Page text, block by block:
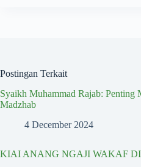
Postingan Terkait
Syaikh Muhammad Rajab: Penting
Madzhab
4 December 2024
KIAI ANANG NGAJI WAKAF